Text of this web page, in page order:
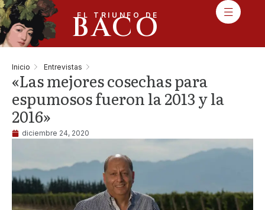
EL TRIUNFO DE
BACO
Inicio Entrevistas
«Las mejores cosechas para
espumosos fueron la 2013 y la
2016»
diciembre 24, 2020